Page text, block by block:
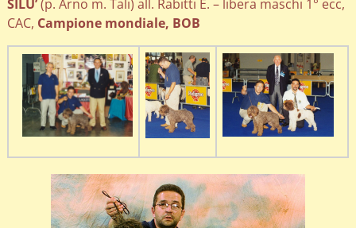
SILU’(p. Arno m. Tali) all. Rabitti E. – libera maschi 1° ecc,
CAC, Campione mondiale, BOB